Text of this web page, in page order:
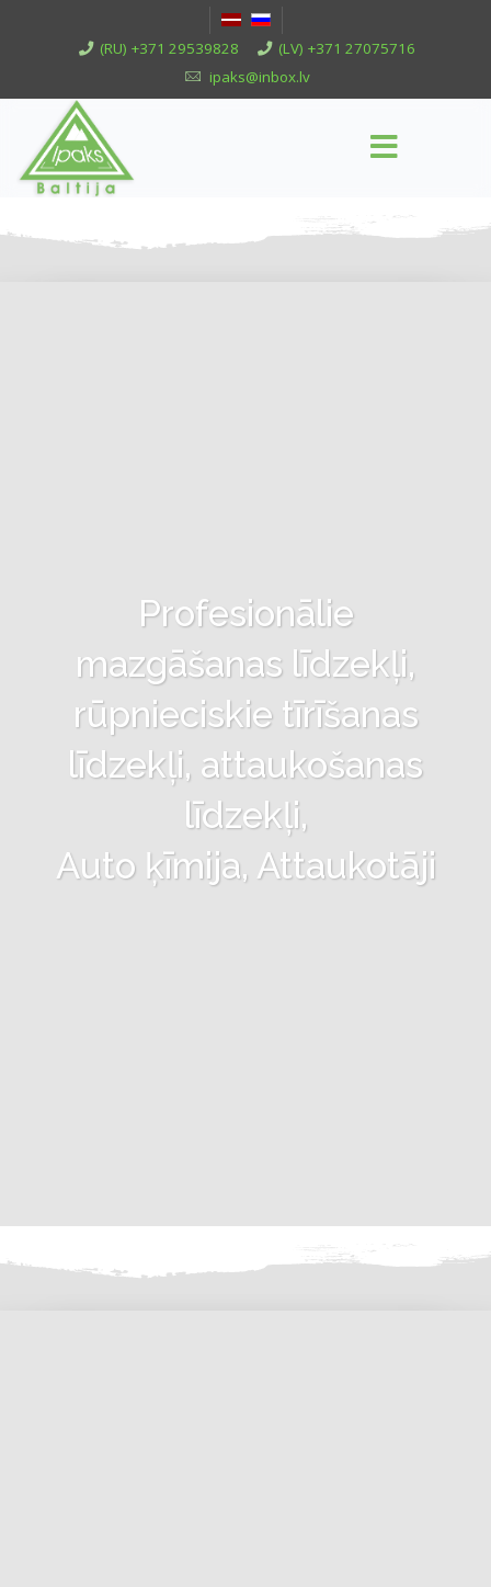
(RU) +371 29539828
(LV) +371 27075716
ipaks@inbox.lv
Profesionālie
mazgāšanas līdzekļi,
rūpnieciskie tīrīšanas
līdzekļi, attaukošanas
līdzekļi,
Auto ķīmija, Attaukotāji